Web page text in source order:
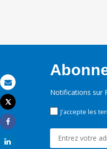
Email
Imprimer
Tweet
Share
Notifications sur
J'accepte les